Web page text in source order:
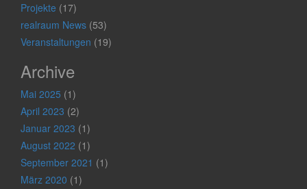
Projekte (17)
realraum News (53)
Veranstaltungen (19)
Archive
Mai 2025 (1)
April 2023 (2)
Januar 2023 (1)
August 2022 (1)
September 2021 (1)
März 2020 (1)